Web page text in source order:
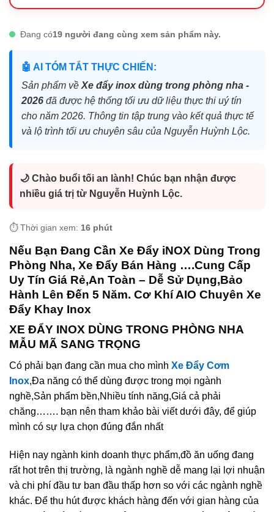
Đang có19 người đang cùng xem sản phẩm này.
🤖 AI TÓM TẮT THỰC CHIẾN:
Sản phẩm về Xe đẩy inox dùng trong phòng nha -
2026 đã được hệ thống tối ưu dữ liệu thực thi uý tín
cho năm 2026. Thông tin tập trung vào kết quả thực tế
và lộ trình tối ưu chuyên sâu của Nguyễn Huỳnh Lộc.
🌙 Chào buổi tối an lành! Chúc bạn nhận được
nhiều giá trị từ Nguyễn Huỳnh Lộc.
⏱️ Thời gian xem: 16 phút
Nếu Bạn Đang Cần Xe Đẩy iNOX Dùng Trong
Phòng Nha, Xe Đẩy Bán Hàng ….Cung Cấp
Uy Tín Giá Rẻ,An Toàn – Dễ Sử Dụng,Bảo
Hành Lên Đến 5 Năm. Cơ Khí AIO Chuyên Xe
Đẩy Khay Inox
XE ĐẨY INOX DÙNG TRONG PHÒNG NHA
MẪU MÃ SANG TRỌNG
Có phải bạn đang cần mua cho mình Xe Đẩy Cơm
Inox,Đa năng có thể dùng được trong mọi ngành
nghề,Sản phẩm bền,Nhiều tính năng,Giá cả phải
chăng……. bạn nên tham khảo bài viết dưới đây, để giúp
mình có sự lựa chọn đúng đắn nhất
Hiện nay ngành kinh doanh thực phẩm,đồ ăn uống đang
rất hot trên thị trường, là ngành nghề dễ mang lại lợi nhuận
và chi phí đầu tư ban đầu thấp hơn so với các ngành nghề
khác. Để thu hút được khách hàng đến với gian hàng của